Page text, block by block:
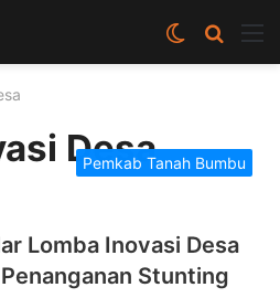
Cari
berita
Switch
skin
Desa
Pemkab Tanah Bumbu
Lomba Inovasi Desa
Stunting